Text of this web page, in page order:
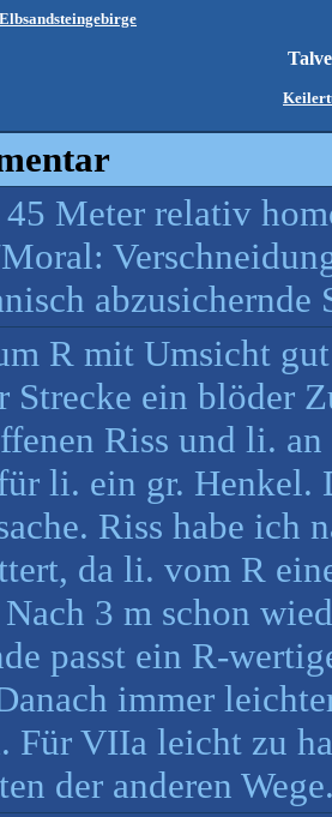
Meter relativ
abzusichernde
R mit Umsicht
Strecke ein blöder
Riss und li. an
li. ein gr. Henkel.
Riss habe ich
da li. vom R
3 m schon
passt ein R-
immer
Für VIIa leicht zu
der anderen